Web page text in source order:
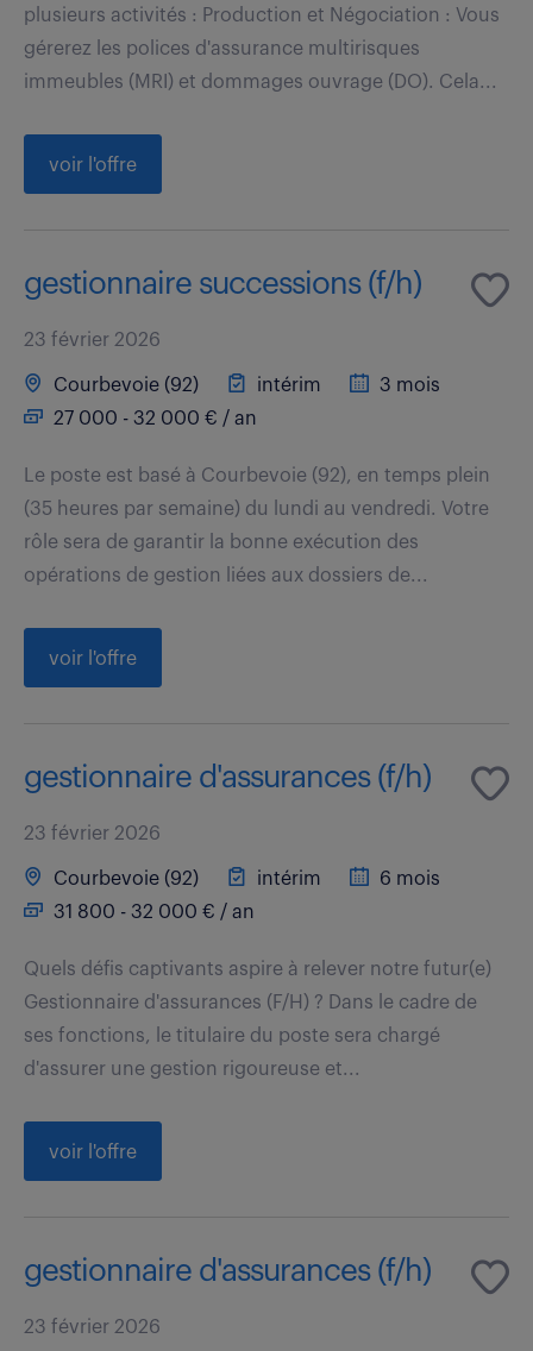
plusieurs activités : Production et Négociation : Vous
gérerez les polices d'assurance multirisques
immeubles (MRI) et dommages ouvrage (DO). Cela...
voir l'offre
gestionnaire successions (f/h)
23 février 2026
Courbevoie (92) intérim
3 mois
27 000 - 32 000 € / an
Le poste est basé à Courbevoie (92), en temps plein
(35 heures par semaine) du lundi au vendredi. Votre
rôle sera de garantir la bonne exécution des
opérations de gestion liées aux dossiers de...
voir l'offre
gestionnaire d'assurances (f/h)
23 février 2026
Courbevoie (92) intérim
6 mois
31 800 - 32 000 € / an
Quels défis captivants aspire à relever notre futur(e)
Gestionnaire d'assurances (F/H) ? Dans le cadre de
ses fonctions, le titulaire du poste sera chargé
d'assurer une gestion rigoureuse et...
voir l'offre
gestionnaire d'assurances (f/h)
23 février 2026